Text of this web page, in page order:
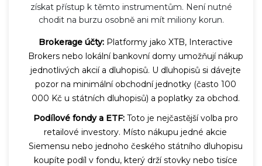
získat přístup k těmto instrumentům. Není nutné
chodit na burzu osobně ani mít miliony korun.
Brokerage účty:Platformy jako XTB, Interactive
Brokers nebo lokální bankovní domy umožňují nákup
jednotlivých akcií a dluhopisů. U dluhopisů si dávejte
pozor na minimální obchodní jednotky (často 100
000 Kč u státních dluhopisů) a poplatky za obchod.
Podílové fondy a ETF:Toto je nejčastější volba pro
retailové investory. Místo nákupu jedné akcie
Siemensu nebo jednoho českého státního dluhopisu
koupíte podíl v fondu, který drží stovky nebo tisíce